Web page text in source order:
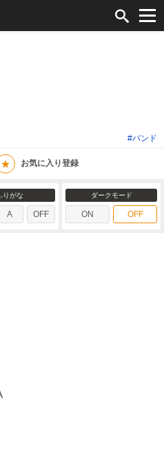
#バンド
★ お気に入り登録
りがな
A OFF
ダークモード
ON OFF